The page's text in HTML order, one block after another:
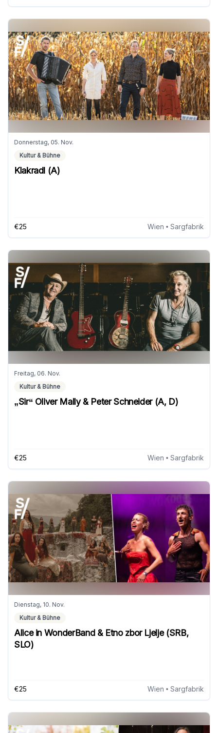
Donnerstag, 05. Nov.
Kultur & Bühne
Klakradl (A)
€25 Wien • Sargfabrik
Freitag, 06. Nov.
Kultur & Bühne
„Sir“ Oliver Mally & Peter Schneider (A, D)
€25 Wien • Sargfabrik
Dienstag, 10. Nov.
Kultur & Bühne
Alice in WonderBand & Etno zbor Ljelje (SRB,
SLO)
€25 Wien • Sargfabrik